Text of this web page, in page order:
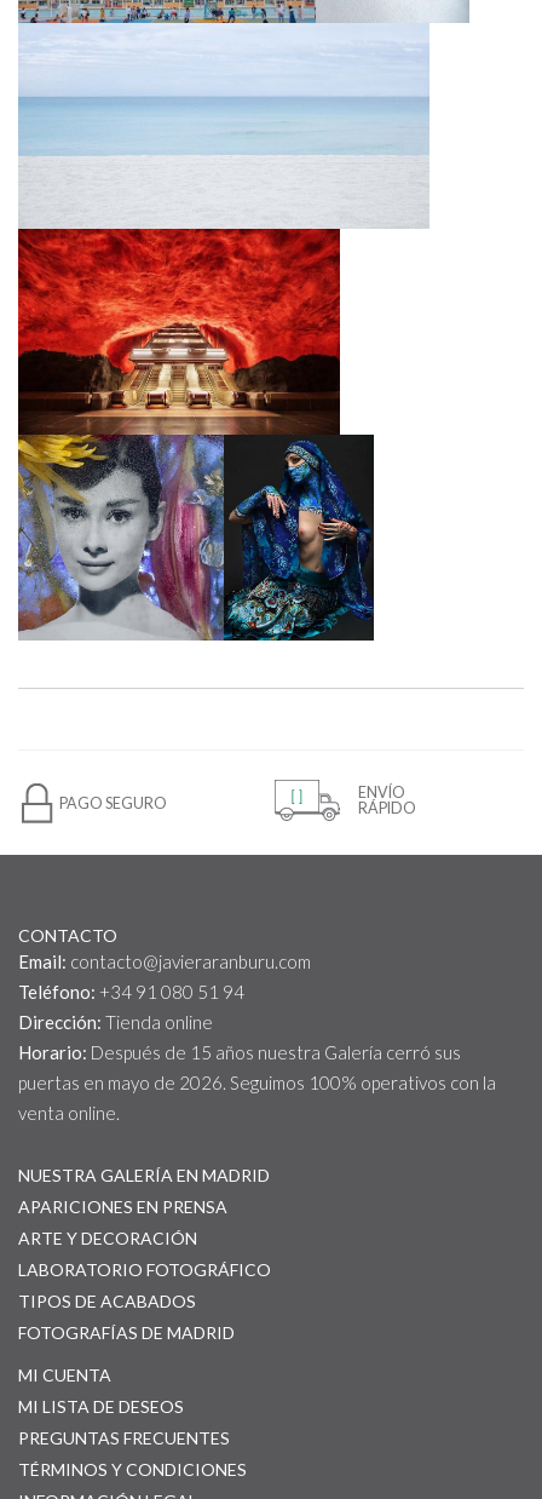
PAGO SEGURO
ENVÍO
RÁPIDO
CONTACTO
Email: contacto@javieraranburu.com
Teléfono: +34 91 080 51 94
Dirección: Tienda online
Horario: Después de 15 años nuestra Galería cerró sus
puertas en mayo de 2026. Seguimos 100% operativos con la
venta online.
NUESTRA GALERÍA EN MADRID
APARICIONES EN PRENSA
ARTE Y DECORACIÓN
LABORATORIO FOTOGRÁFICO
TIPOS DE ACABADOS
FOTOGRAFÍAS DE MADRID
MI CUENTA
MI LISTA DE DESEOS
PREGUNTAS FRECUENTES
TÉRMINOS Y CONDICIONES